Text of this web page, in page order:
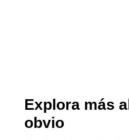
Explora más
obvio